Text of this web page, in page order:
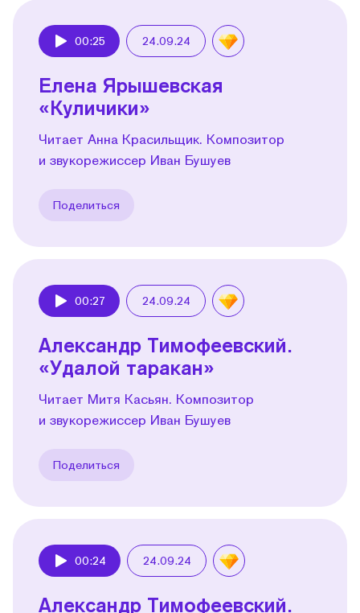
00:25 24.09.24
Елена Ярышевская
«Куличики»
Читает Анна Красильщик. Композитор
и звукорежиссер Иван Бушуев
Поделиться
00:27 24.09.24
Александр Тимофеевский.
«Удалой таракан»
Читает Митя Касьян. Композитор
и звукорежиссер Иван Бушуев
Поделиться
00:24 24.09.24
Александр Тимофеевский.